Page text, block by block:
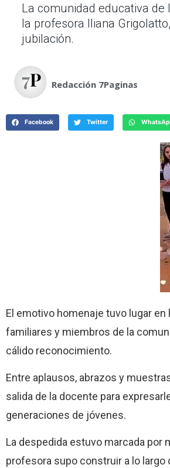
La comunidad educativa de
la profesora Iliana
jubilación.
Redacción 7Paginas
Facebook Twitter
El emotivo homenaje tuvo lugar
familiares y miembros de la
cálido reconocimiento.
Entre aplausos, abrazos y
salida de la docente para
generaciones de jóvenes.
La despedida estuvo marcada por
profesora supo construir a lo largo